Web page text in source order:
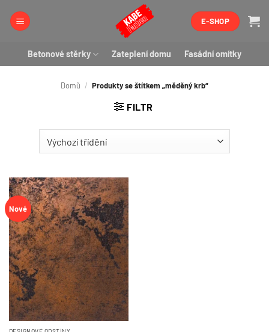
E-SHOP
Betonové stěrky Zateplení domu Fasádní omítky
Domů / Produkty se štítkem „měděný krb“
FILTR
Nové